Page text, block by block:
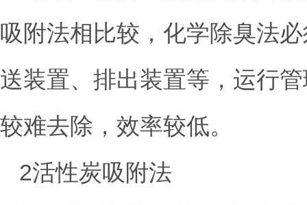
吸附法相比较，化学除臭法
送装置、排出装置等，运行
较难去除，效率较低。
2活性炭吸附法